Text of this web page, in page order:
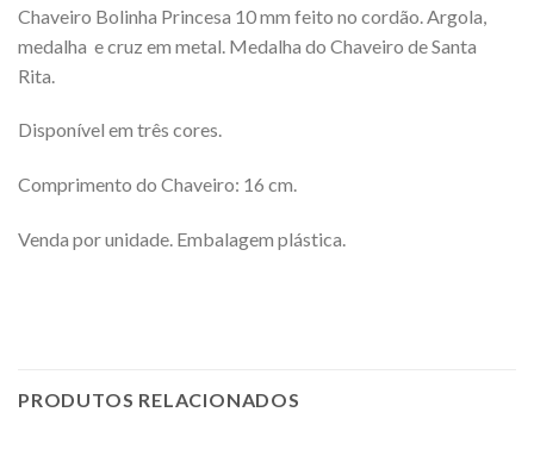
Chaveiro Bolinha Princesa 10 mm feito no cordão. Argola,
medalha e cruz em metal. Medalha do Chaveiro de Santa
Rita.
Disponível em três cores.
Comprimento do Chaveiro: 16 cm.
Venda por unidade. Embalagem plástica.
PRODUTOS RELACIONADOS